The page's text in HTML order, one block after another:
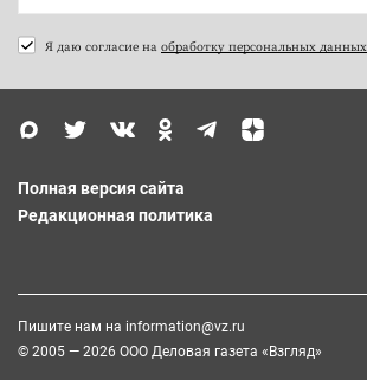
Я даю согласие на обработку персональных данных
Полная версия сайта
Редакционная политика
Пишите нам на information@vz.ru
© 2005 — 2026 ООО Деловая газета «Взгляд»